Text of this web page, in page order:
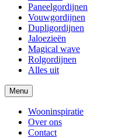
Paneelgordijnen
Vouwgordijnen
Dupligordijnen
Jaloezieën
Magical wave
Rolgordijnen
Alles uit
Menu
Wooninspiratie
Over ons
Contact